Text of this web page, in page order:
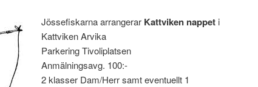
Jössefiskarna arrangerar Kattviken nappet i
Kattviken Arvika
Parkering Tivoliplatsen
Anmälningsavg. 100:-
2 klasser Dam/Herr samt eventuellt 1